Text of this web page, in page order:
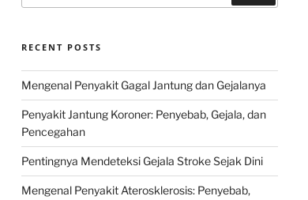
RECENT POSTS
Mengenal Penyakit Gagal Jantung dan Gejalanya
Penyakit Jantung Koroner: Penyebab, Gejala, dan
Pencegahan
Pentingnya Mendeteksi Gejala Stroke Sejak Dini
Mengenal Penyakit Aterosklerosis: Penyebab,